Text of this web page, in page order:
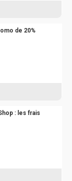
de 20%
: les frais